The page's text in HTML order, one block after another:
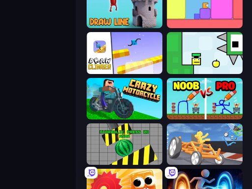
Draw Line
Draw Climber
Crazy Motorcycle DOP Noob: Draw to Save
Hydraulic Press 2D ASMR Draw Crash Race